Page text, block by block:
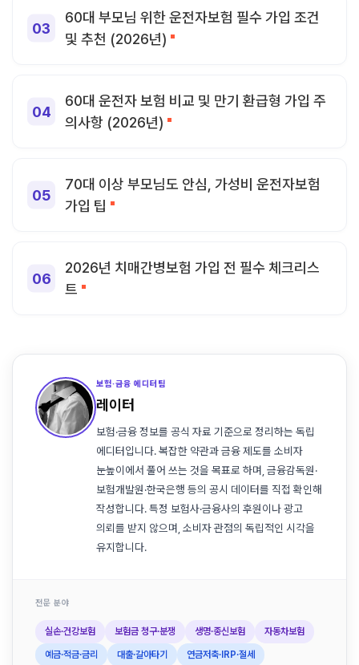
60대 부모님 위한 운전자보험 필수 가입 조건
및 추천 (2026년)
60대 운전자 보험 비교 및 만기 환급형 가입 주
의사항 (2026년)
70대 이상 부모님도 안심, 가성비 운전자보험
가입 팁
2026년 치매간병보험 가입 전 필수 체크리스
트
보험·금융 에디터팀
레이터
보험·금융 정보를 공식 자료 기준으로 정리하는 독립
에디터입니다. 복잡한 약관과 금융 제도를 소비자
눈높이에서 풀어 쓰는 것을 목표로 하며, 금융감독원·
보험개발원·한국은행 등의 공시 데이터를 직접 확인해
작성합니다. 특정 보험사·금융사의 후원이나 광고
의뢰를 받지 않으며, 소비자 관점의 독립적인 시각을
유지합니다.
전문 분야
실손·건강보험 보험금 청구·분쟁 생명·종신보험 자동차보험
예금·적금·금리 대출·갈아타기 연금저축·IRP·절세